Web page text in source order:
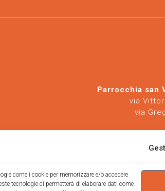
come i cookie per memorizzare e/o accedere
tecnologie ci permetterà di elaborare dati come
Parrocchia san
via
via
https://www.svdp-